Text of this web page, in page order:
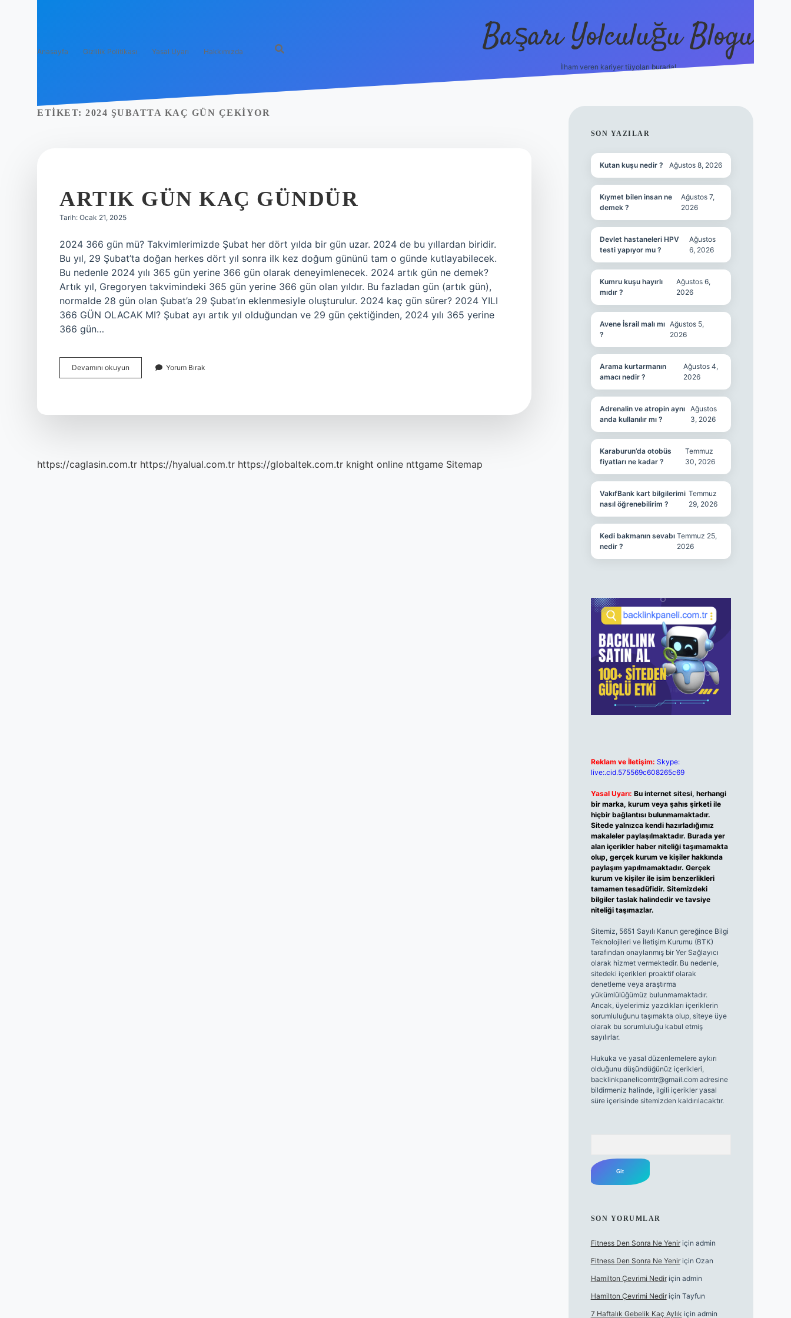
Anasayfa Gizlilik Politikası Yasal Uyarı Hakkımızda Başarı Yolculuğu Blogu
İlham veren kariyer tüyoları burada!
ETIKET: 2024 ŞUBATTA KAÇ GÜN ÇEKIYOR
ARTIK GÜN KAÇ GÜNDÜR
Tarih: Ocak 21, 2025
2024 366 gün mü? Takvimlerimizde Şubat her dört yılda bir gün uzar. 2024 de bu yıllardan biridir.
Bu yıl, 29 Şubat’ta doğan herkes dört yıl sonra ilk kez doğum gününü tam o günde kutlayabilecek.
Bu nedenle 2024 yılı 365 gün yerine 366 gün olarak deneyimlenecek. 2024 artık gün ne demek?
Artık yıl, Gregoryen takvimindeki 365 gün yerine 366 gün olan yıldır. Bu fazladan gün (artık gün),
normalde 28 gün olan Şubat’a 29 Şubat’ın eklenmesiyle oluşturulur. 2024 kaç gün sürer? 2024 YILI
366 GÜN OLACAK MI? Şubat ayı artık yıl olduğundan ve 29 gün çektiğinden, 2024 yılı 365 yerine
366 gün…
Devamını okuyun
Gün
Yorum Bırak
https://caglasin.com.tr https://hyalual.com.tr https://globaltek.com.tr knight online nttgame Sitemap
SIDEBAR
SON YAZILAR
Kutan kuşu nedir ? Ağustos 8, 2026
Kıymet bilen insan ne
demek ?
Ağustos 7,
2026
Devlet hastaneleri HPV
testi yapıyor mu ?
Ağustos
6, 2026
Kumru kuşu hayırlı
mıdır ?
Ağustos 6,
2026
Avene İsrail malı mı
?
Ağustos 5,
2026
Arama kurtarmanın
amacı nedir ?
Ağustos 4,
2026
Adrenalin ve atropin aynı
anda kullanılır mı ?
Ağustos
3, 2026
Karaburun’da otobüs
fiyatları ne kadar ?
Temmuz
30, 2026
VakıfBank kart bilgilerimi
nasıl öğrenebilirim ?
Temmuz
29, 2026
Kedi bakmanın sevabı
nedir ?
Temmuz 25,
2026
Reklam ve İletişim: Skype:
live:.cid.575569c608265c69
Yasal Uyarı: Bu internet sitesi, herhangi
bir marka, kurum veya şahıs şirketi ile
hiçbir bağlantısı bulunmamaktadır.
Sitede yalnızca kendi hazırladığımız
makaleler paylaşılmaktadır. Burada yer
alan içerikler haber niteliği taşımamakta
olup, gerçek kurum ve kişiler hakkında
paylaşım yapılmamaktadır. Gerçek
kurum ve kişiler ile isim benzerlikleri
tamamen tesadüfidir. Sitemizdeki
bilgiler taslak halindedir ve tavsiye
niteliği taşımazlar.
Sitemiz, 5651 Sayılı Kanun gereğince Bilgi
Teknolojileri ve İletişim Kurumu (BTK)
tarafından onaylanmış bir Yer Sağlayıcı
olarak hizmet vermektedir. Bu nedenle,
sitedeki içerikleri proaktif olarak
denetleme veya araştırma
yükümlülüğümüz bulunmamaktadır.
Ancak, üyelerimiz yazdıkları içeriklerin
sorumluluğunu taşımakta olup, siteye üye
olarak bu sorumluluğu kabul etmiş
sayılırlar.
Hukuka ve yasal düzenlemelere aykırı
olduğunu düşündüğünüz içerikleri,
backlinkpanelicomtr@gmail.comadresine
bildirmeniz halinde, ilgili içerikler yasal
süre içerisinde sitemizden kaldırılacaktır.
SON YORUMLAR
Fitness Den Sonra Ne Yeniriçin admin
Fitness Den Sonra Ne Yeniriçin Ozan
Hamilton Çevrimi Nediriçin admin
Hamilton Çevrimi Nediriçin Tayfun
7 Haftalık Gebelik Kaç Aylık için admin
https://